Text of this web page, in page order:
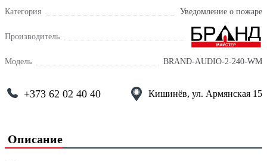
Категория Уведомление о пожаре
Производитель
Модель BRAND-AUDIO-2-240-WM
+373 62 02 40 40 Кишинёв, ул. Армянская 15
Описание